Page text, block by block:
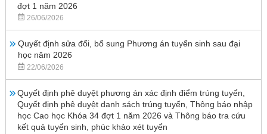
đợt 1 năm 2026
26/06/2026
Quyết định sửa đổi, bổ sung Phương án tuyển sinh sau đại
học năm 2026
22/06/2026
Quyết định phê duyệt phương án xác định điểm trúng tuyển,
Quyết định phê duyệt danh sách trúng tuyển, Thông báo nhập
học Cao học Khóa 34 đợt 1 năm 2026 và Thông báo tra cứu
kết quả tuyển sinh, phúc khảo xét tuyển